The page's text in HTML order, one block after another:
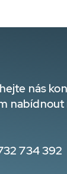
nás
734 392